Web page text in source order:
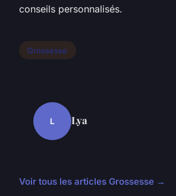
conseils personnalisés.
Grossesse
L Lya
Voir tous les articles Grossesse →